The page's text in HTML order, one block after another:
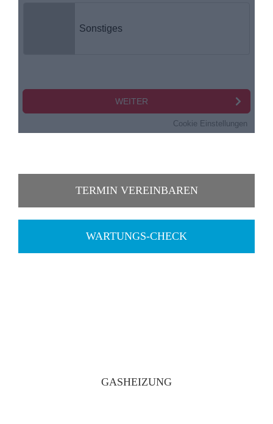
TERMIN VEREINBAREN
WARTUNGS-CHECK
GASHEIZUNG